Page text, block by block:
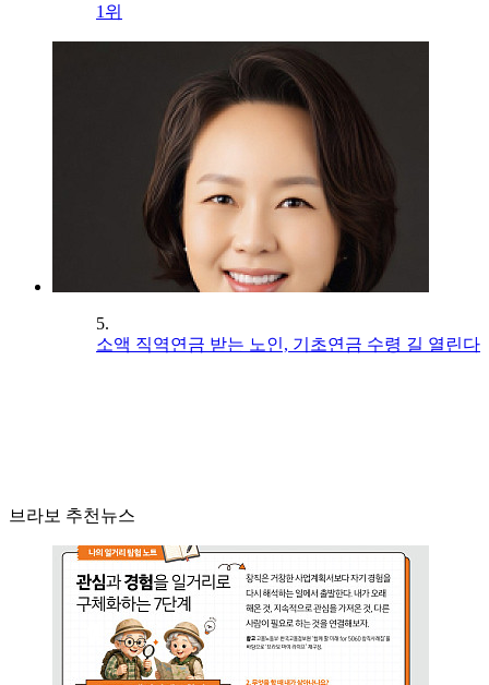
1위
5.
소액 직역연금 받는 노인, 기초연금 수령 길 열린다
브라보 추천뉴스